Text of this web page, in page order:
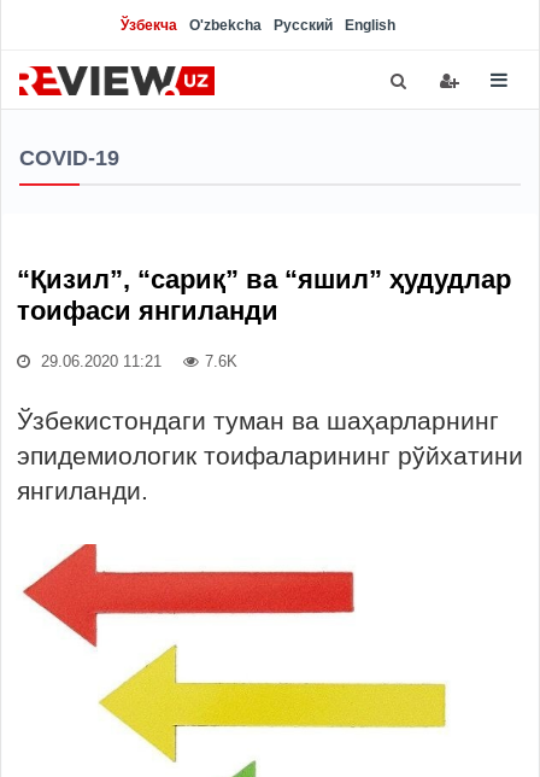
Ўзбекча O'zbekcha Русский English
COVID-19
“Қизил”, “сариқ” ва “яшил” ҳудудлар
тоифаси янгиланди
29.06.2020 11:21 7.6K
Ўзбекистондаги туман ва шаҳарларнинг
эпидемиологик тоифаларининг рўйхатини
янгиланди.